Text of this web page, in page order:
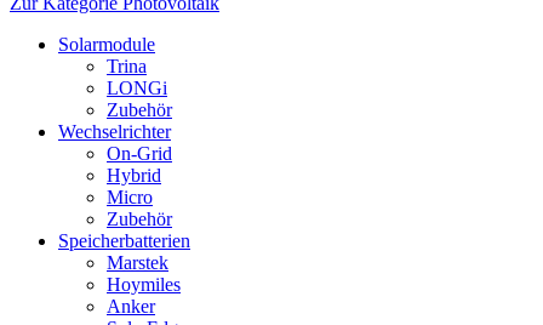
Solarmodule
Trina
LONGi
Zubehör
Wechselrichter
On-Grid
Hybrid
Micro
Zubehör
Speicherbatterien
Marstek
Hoymiles
Anker